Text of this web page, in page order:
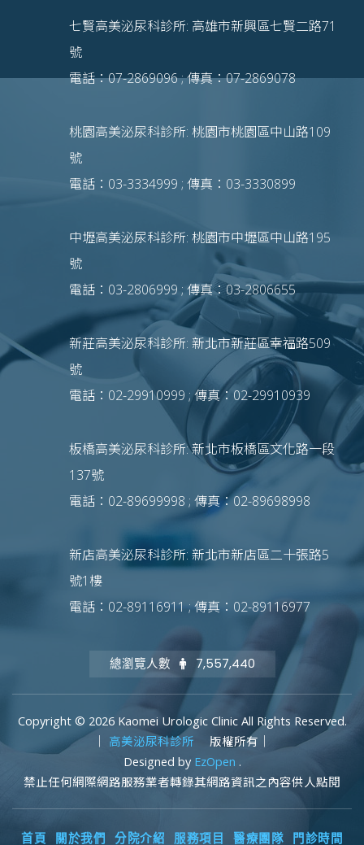
七賢高美泌尿科診所: 高雄市新興區七賢二路71
號
電話：07-2869096 ; 傳真：07-2869078
桃園高美泌尿科診所: 桃園市桃園區中山路109
號
電話：03-3334999 ; 傳真：03-3330899
中壢高美泌尿科診所: 桃園市中壢區中山路195
號
電話：03-2806999 ; 傳真：03-2806655
新莊高美泌尿科診所: 新北市新莊區幸福路509
號
電話：02-29910999 ; 傳真：02-29910939
板橋高美泌尿科診所: 新北市板橋區文化路一段
137號
電話：02-89699998 ; 傳真：02-89698998
新店高美泌尿科診所: 新北市新店區二十張路5
號1樓
電話：02-89116911 ; 傳真：02-89116977
總瀏覽人數 7,557,440
Copyright © 2026 Kaomei Urologic Clinic All Rights Reserved.
高美泌尿科診所
版權所有｜
Designed by EzOpen .
禁止任何網際網路服務業者轉錄其網路資訊之內容供人點閱
首頁 關於我們 分院介紹 服務項目 醫療團隊 門診時間